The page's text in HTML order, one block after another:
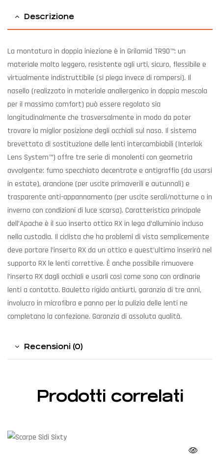
Descrizione
La montatura in doppia iniezione è in Grilamid TR90™: un
materiale molto leggero, resistente agli urti, sicuro, flessibile e
virtualmente indistruttibile (si piega invece di rompersi). Il
nasello (realizzato in materiale anallergenico in doppia mescola
per il massimo comfort) può essere regolato sia
longitudinalmente che trasversalmente in modo da poter
trovare la miglior posizione degli occhiali sul naso. Il sistema
brevettato di sostituzione delle lenti intercambiabili (Interlok
Lens System™) offre tre serie di monolenti con geometria
avvolgente: fumo specchiato decentrate e antigraffio (da usarsi
in estate), arancione (per uscite primaverili e autunnali) e
trasparente anti-appannamento (per uscite serali/notturne o in
inverno con condizioni di luce scarsa). Caratteristica principale
dell’Apache è il suo inserto ottico RX in lega d’alluminio incluso
nella custodia. Il ciclista che ha problemi di vista semplicemente
deve portare l’inserto RX da un ottico e quest’ultimo inserirà nel
supporto RX le lenti correttive. È anche possibile rimuovere
l’inserto RX dagli occhiali e usarli così come sono con ordinarie
lenti a contatto. Bauletto rigido antiurti, garanzia di tre anni,
involucro in microfibra e panno per la pulizia delle lenti ne
completano la confezione. Garanzia di assoluta qualità.
Recensioni (0)
Prodotti correlati